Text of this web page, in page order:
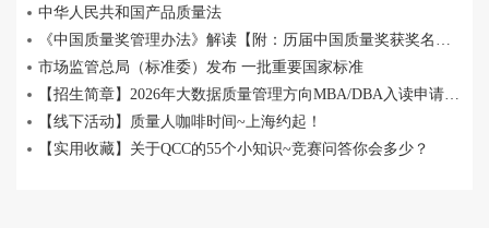
中华人民共和国产品质量法
《中国质量奖管理办法》解读【附：历届中国质量奖获奖名单】
市场监管总局（标准委）发布 一批重要国家标准
【招生简章】2026年大数据质量管理方向MBA/DBA入读申请报名中
【线下活动】质量人咖啡时间~上海约起！
【实用收藏】关于QCC的55个小知识~竞赛问答你会多少？